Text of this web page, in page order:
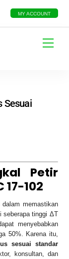
MY ACCOUNT
Menu
Sesuai
Petir
17-102
dalam memastikan
seberapa tinggi ΔT
menyebabkan
50%. Karena itu,
sesuai standar
konsultan, dan